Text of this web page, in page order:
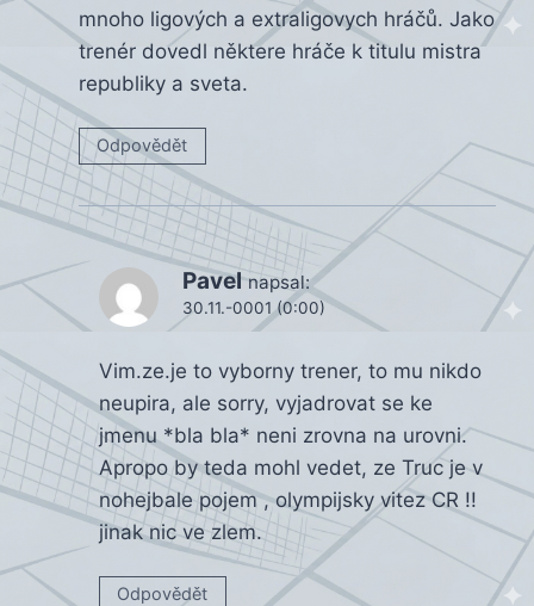
mnoho ligových a extraligovych hráčů. Jako
trenér dovedl některe hráče k titulu mistra
republiky a sveta.
Odpovědět
Pavel napsal:
30.11.-0001 (0:00)
Vim.ze.je to vyborny trener, to mu nikdo
neupira, ale sorry, vyjadrovat se ke
jmenu *bla bla* neni zrovna na urovni.
Apropo by teda mohl vedet, ze Truc je v
nohejbale pojem , olympijsky vitez CR !!
jinak nic ve zlem.
Odpovědět